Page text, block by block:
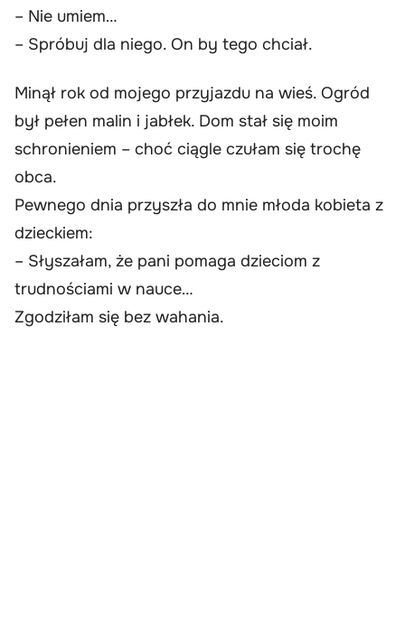
– Nie umiem…
– Spróbuj dla niego. On by tego chciał.
Minął rok od mojego przyjazdu na wieś. Ogród
był pełen malin i jabłek. Dom stał się moim
schronieniem – choć ciągle czułam się trochę
obca.
Pewnego dnia przyszła do mnie młoda kobieta z
dzieckiem:
– Słyszałam, że pani pomaga dzieciom z
trudnościami w nauce…
Zgodziłam się bez wahania.